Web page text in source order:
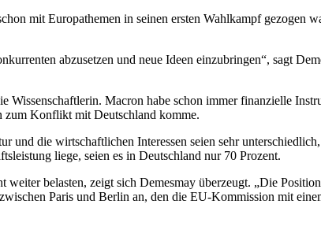
mit Europathemen in seinen ersten Wahlkampf gezogen
abzusetzen und neue Ideen einzubringen“, sagt
Wissenschaftlerin. Macron habe schon immer finanzielle
zum Konflikt mit Deutschland komme.
die wirtschaftlichen Interessen seien sehr
liege, seien es in Deutschland nur 70 Prozent.
belasten, zeigt sich Demesmay überzeugt. „Die
Paris und Berlin an, den die EU-Kommission mit